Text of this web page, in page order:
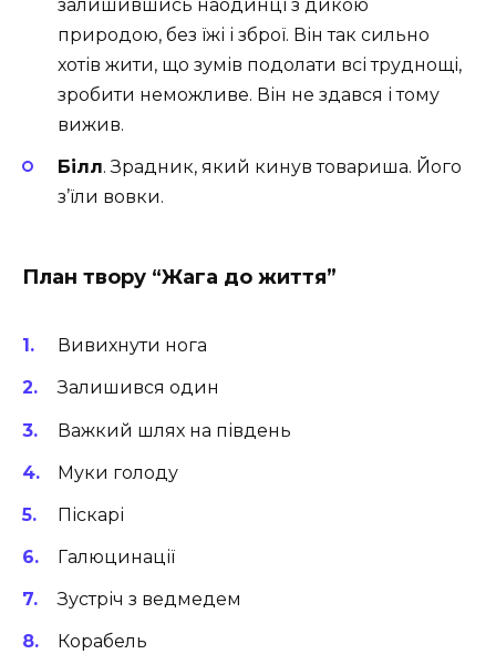
залишившись наодинці з дикою
природою, без їжі і зброї. Він так сильно
хотів жити, що зумів подолати всі труднощі,
зробити неможливе. Він не здався і тому
вижив.
Білл. Зрадник, який кинув товариша. Його
з’їли вовки.
План твору “Жага до життя”
Вивихнути нога
Залишився один
Важкий шлях на південь
Муки голоду
Піскарі
Галюцинації
Зустріч з ведмедем
Корабель